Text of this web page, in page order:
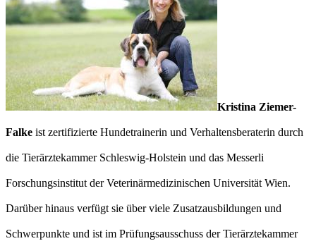
Kristina Ziemer-
Falke ist zertifizierte Hundetrainerin und Verhaltensberaterin durch
die Tierärztekammer Schleswig-Holstein und das Messerli
Forschungsinstitut der Veterinärmedizinischen Universität Wien.
Darüber hinaus verfügt sie über viele Zusatzausbildungen und
Schwerpunkte und ist im Prüfungsausschuss der Tierärztekammer